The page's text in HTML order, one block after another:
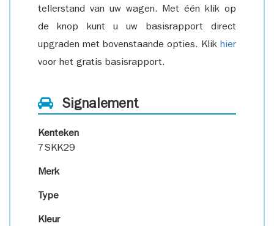
tellerstand van uw wagen. Met één klik op
de knop kunt u uw basisrapport direct
upgraden met bovenstaande opties. Klik hier
voor het gratis basisrapport.
Signalement
Kenteken
7SKK29
Merk
Type
Kleur